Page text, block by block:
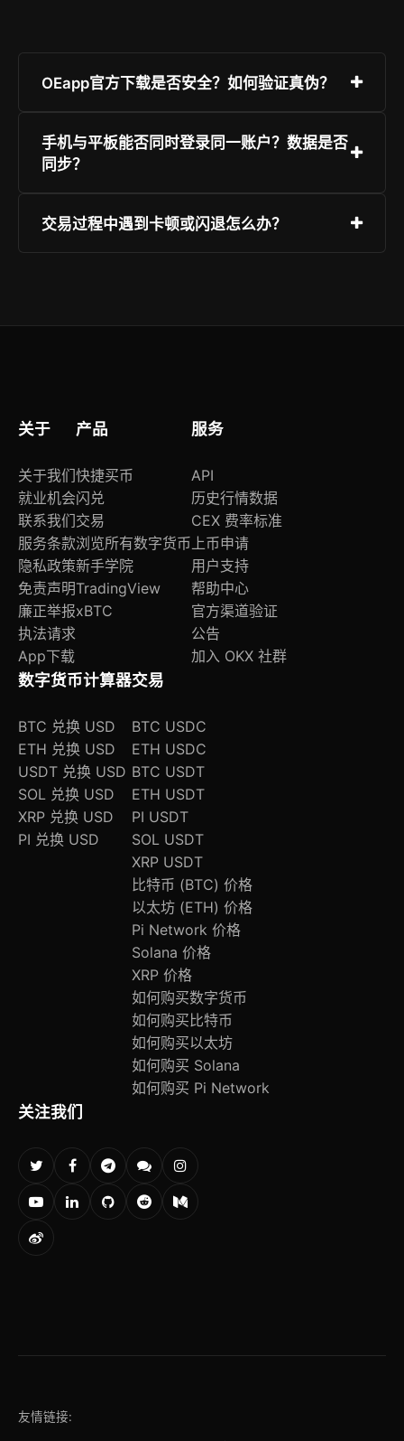
OEapp官方下载是否安全？如何验证真伪？
ouyi仅通过官网（ouyi.com）及应用商店官方渠
道分发App。请认准“ouyi Limited”开发者签名；
头，并支持SSL证书校验。切勿通过短信、社交软
件等非官方渠道安装。
手机与平板能否同时登录同一账户？数据是否
同步？
支持全平台多端并发登录，订单、持仓、资金、设
交易过程中遇到卡顿或闪退怎么办？
“精简模式”（设置→性能优化）降低渲染负载。我
关注我们
关于
关于我们
就业机会
联系我们
服务条款
隐私政策
免责声明
廉正举报
执法请求
App下载
产品
快捷买币
闪兑
交易
浏览所有数字货币
新手学院
TradingView
xBTC
服务
API
历史行情数据
CEX 费率标准
上币申请
用户支持
帮助中心
官方渠道验证
公告
加入 OKX 社群
数字货币计算器
BTC 兑换 USD
ETH 兑换 USD
USDT 兑换 USD
SOL 兑换 USD
XRP 兑换 USD
PI 兑换 USD
交易
BTC USDC
ETH USDC
BTC USDT
ETH USDT
PI USDT
SOL USDT
XRP USDT
比特币 (BTC) 价格
以太坊 (ETH) 价格
Pi Network 价格
Solana 价格
XRP 价格
如何购买数字货币
如何购买比特币
如何购买以太坊
如何购买 Solana
如何购买 Pi Network
友情链接: